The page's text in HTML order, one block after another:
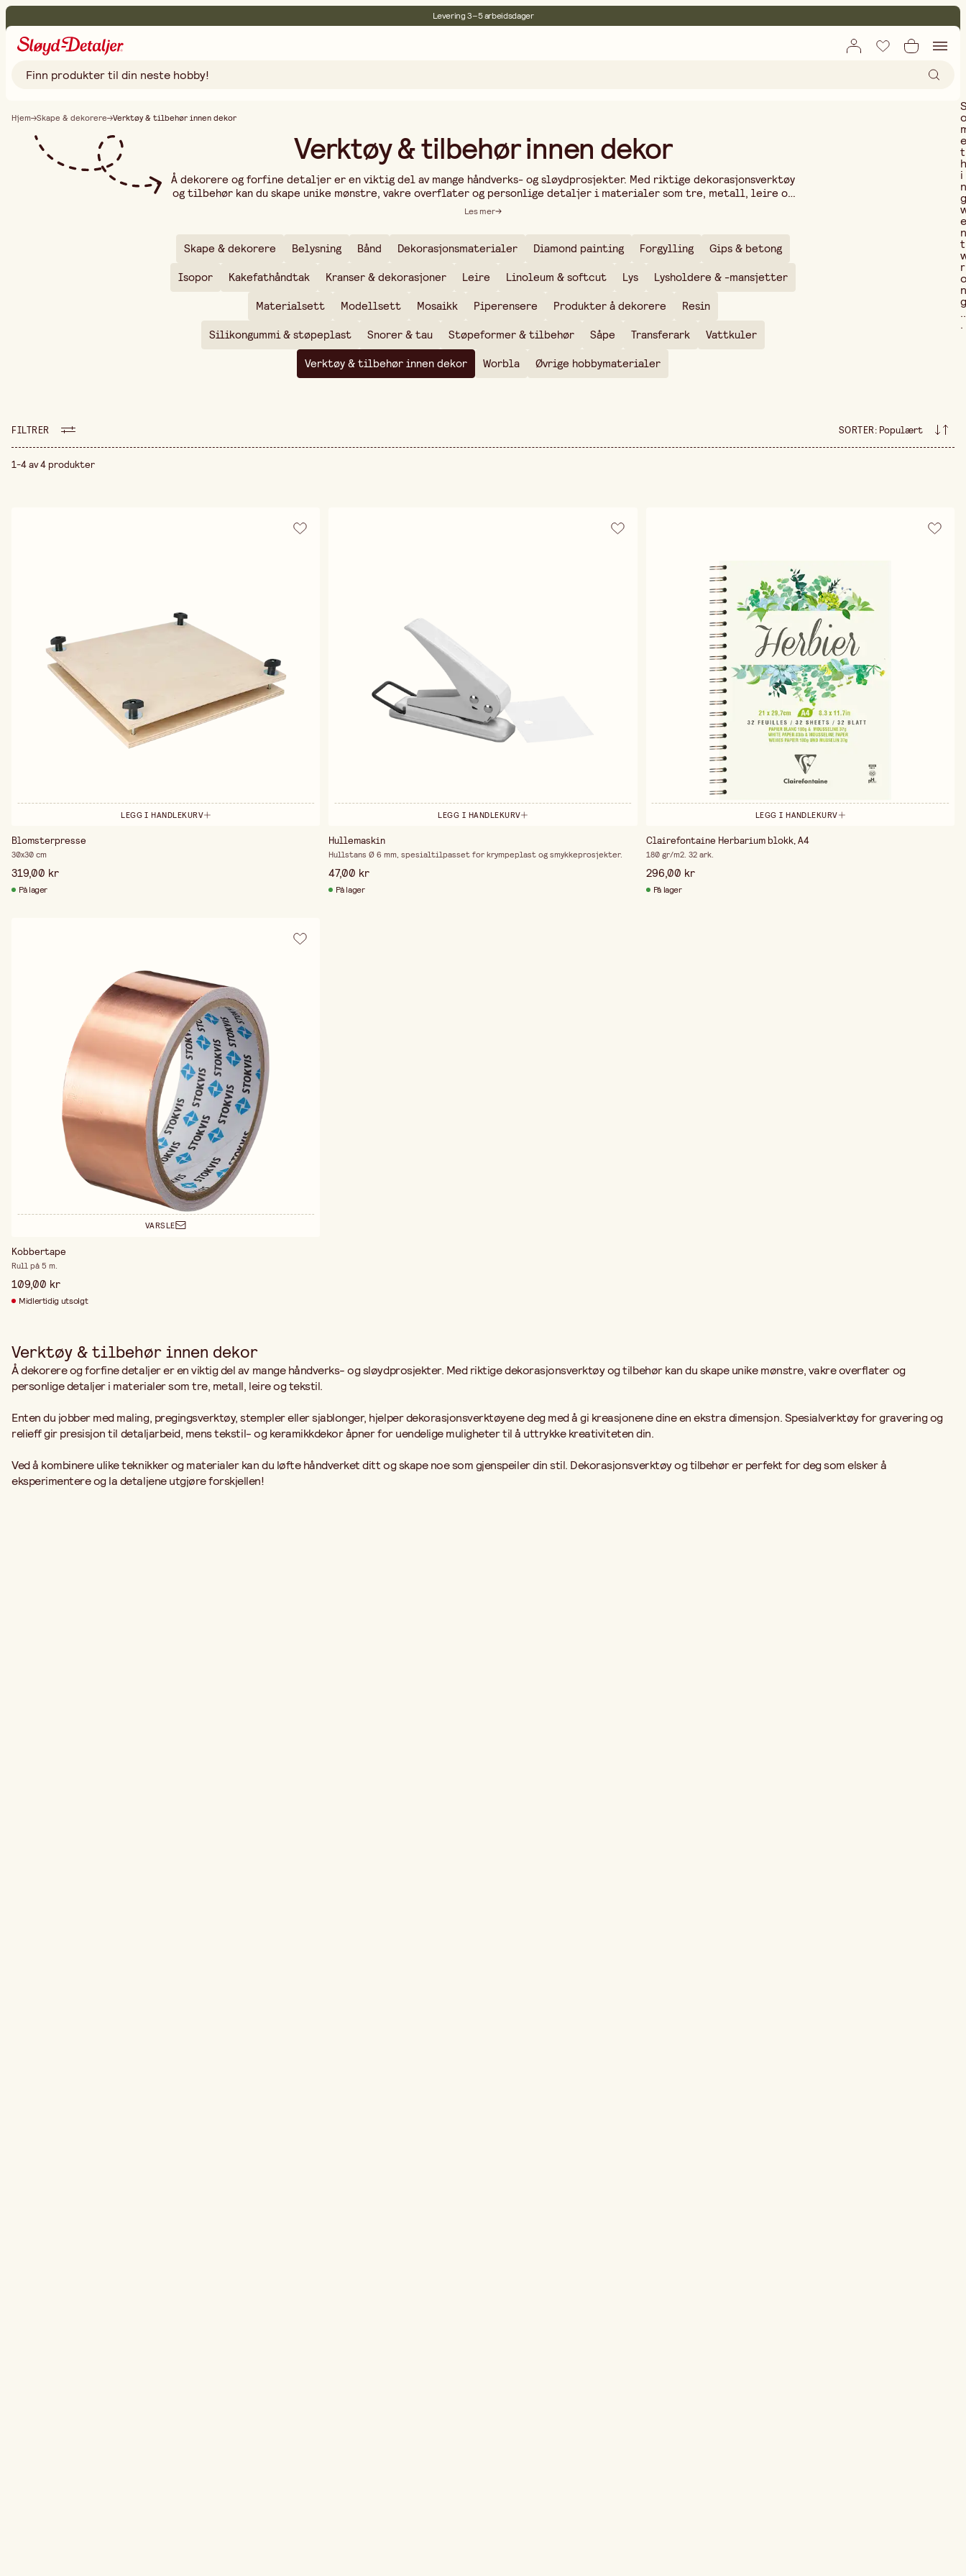
Levering 3–5 arbeidsdager
Hjem Skape & dekorere Verktøy & tilbehør innen dekor
Verktøy & tilbehør innen dekor
Å dekorere og forfine detaljer er en viktig del av mange håndverks- og sløydprosjekter. Med riktige dekorasjonsverktøy
og tilbehør kan du skape unike mønstre, vakre overflater og personlige detaljer i materialer som tre, metall, leire og
tekstil. Enten du jobber med maling, pregingsverktøy, stempler eller sjablonger, hjelper dekorasjonsverktøyene deg
ulike teknikker og materialer kan du løfte håndverket ditt og skape noe som gjenspeiler din stil. Dekorasjonsverktøy
Les mer
Skape & dekorere Belysning Bånd Dekorasjonsmaterialer Diamond painting Forgylling
Gips & betong
Isopor
Kakefathåndtak Kranser & dekorasjoner Leire Linoleum & softcut Lys
Lysholdere & -mansjetter
Materialsett
Modellsett Mosaikk Piperensere Produkter å dekorere
Resin
Silikongummi & støpeplast
Snorer & tau Støpeformer & tilbehør Såpe Transferark
Vattkuler
Verktøy & tilbehør innen dekor
Worbla Øvrige hobbymaterialer
FILTRER SORTER: Populært
1-4 av 4 produkter
LEGG I HANDLEKURV
Blomsterpresse
30x30 cm
319,00 kr
På lager
LEGG I HANDLEKURV
Hullemaskin
Hullstans Ø 6 mm, spesialtilpasset for krympeplast og smykkeprosjekter.
47,00 kr
På lager
LEGG I HANDLEKURV
Clairefontaine Herbarium blokk, A4
180 gr/m2. 32 ark.
296,00 kr
På lager
VARSLE
Kobbertape
Rull på 5 m.
109,00 kr
Midlertidig utsolgt
Verktøy & tilbehør innen dekor
Å dekorere og forfine detaljer er en viktig del av mange håndverks- og sløydprosjekter. Med riktige dekorasjonsverktøy og tilbehør kan du skape unike mønstre, vakre overflater og
personlige detaljer i materialer som tre, metall, leire og tekstil.
Enten du jobber med maling, pregingsverktøy, stempler eller sjablonger, hjelper dekorasjonsverktøyene deg med å gi kreasjonene dine en ekstra dimensjon. Spesialverktøy for gravering og
relieff gir presisjon til detaljarbeid, mens tekstil- og keramikkdekor åpner for uendelige muligheter til å uttrykke kreativiteten din.
Ved å kombinere ulike teknikker og materialer kan du løfte håndverket ditt og skape noe som gjenspeiler din stil. Dekorasjonsverktøy og tilbehør er perfekt for deg som elsker å
eksperimentere og la detaljene utgjøre forskjellen!
e
t
h
i
n
g
e
n
t
r
n
g
..
.